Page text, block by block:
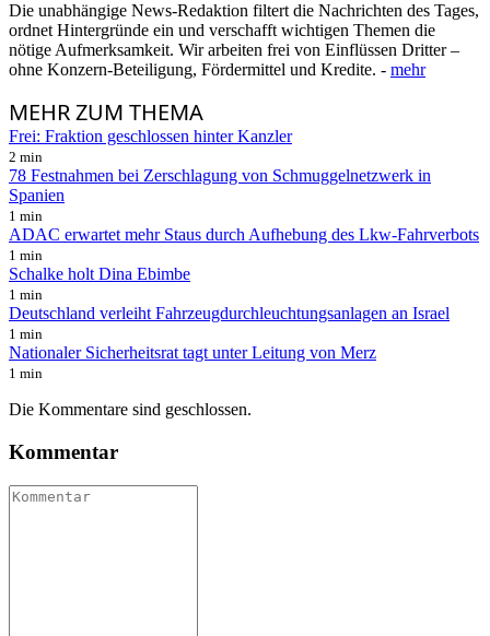
Die unabhängige News-Redaktion filtert die Nachrichten des Tages,
ordnet Hintergründe ein und verschafft wichtigen Themen die
nötige Aufmerksamkeit. Wir arbeiten frei von Einflüssen Dritter –
ohne Konzern-Beteiligung, Fördermittel und Kredite. - mehr
MEHRZUM THEMA
Frei: Fraktion geschlossen hinter Kanzler
2 min
78 Festnahmen bei Zerschlagung von Schmuggelnetzwerk in
Spanien
1 min
ADAC erwartet mehr Staus durch Aufhebung des Lkw-Fahrverbots
1 min
Schalke holt Dina Ebimbe
1 min
Deutschland verleiht Fahrzeugdurchleuchtungsanlagen an Israel
1 min
Nationaler Sicherheitsrat tagt unter Leitung von Merz
1 min
Die Kommentare sind geschlossen.
Kommentar